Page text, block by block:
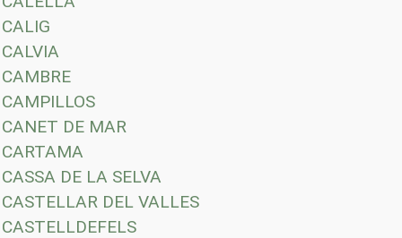
CALIG
CALVIA
CAMBRE
CAMPILLOS
CANET DE MAR
CARTAMA
CASSA DE LA SELVA
CASTELLAR DEL VALLES
CASTELLDEFELS